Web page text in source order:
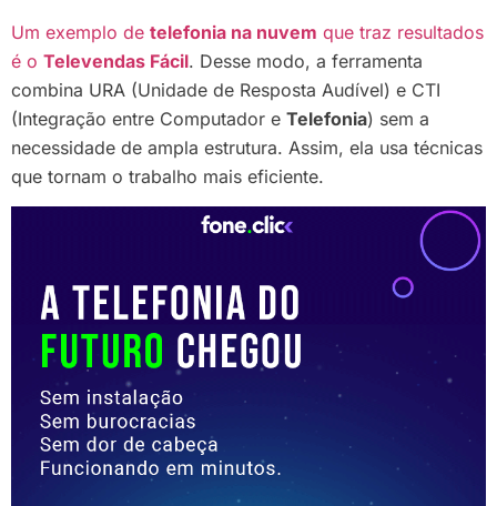
Um exemplo de telefonia na nuvem que traz resultados
é o Televendas Fácil. Desse modo, a ferramenta
combina URA (Unidade de Resposta Audível) e CTI
(Integração entre Computador e Telefonia) sem a
necessidade de ampla estrutura. Assim, ela usa técnicas
que tornam o trabalho mais eficiente.